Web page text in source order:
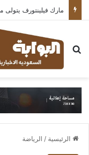
بحث عن
الرئيسية / الرياضة